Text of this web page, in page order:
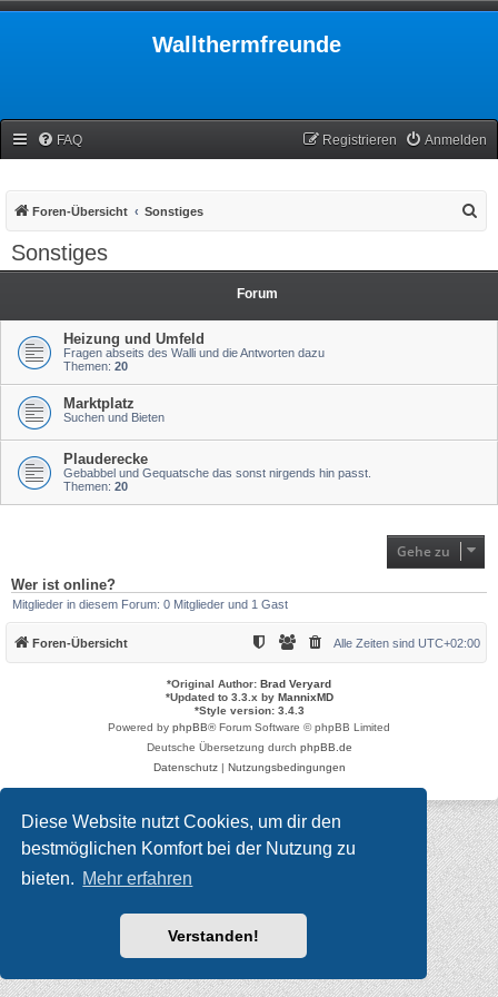
Diese Website nutzt Cookies, um dir den
bestmöglichen Komfort bei der Nutzung zu
bieten. Mehr erfahren
Verstanden!
Wallthermfreunde
FAQ Anmelden
Registrieren
Foren-Übersicht Sonstiges
Sonstiges
Forum
Heizung und Umfeld
Fragen abseits des Walli und die Antworten dazu
Themen: 20
Marktplatz
Suchen und Bieten
Plauderecke
Gebabbel und Gequatsche das sonst nirgends hin passt.
Themen: 20
Gehe zu
Wer ist online?
Mitglieder in diesem Forum: 0 Mitglieder und 1 Gast
Foren-Übersicht Alle Zeiten sind UTC+02:00
*Original Author: Brad Veryard
*Updated to 3.3.x by MannixMD
*Style version: 3.4.3
Powered by phpBB® Forum Software © phpBB Limited
Deutsche Übersetzung durch phpBB.de
Datenschutz| Nutzungsbedingungen